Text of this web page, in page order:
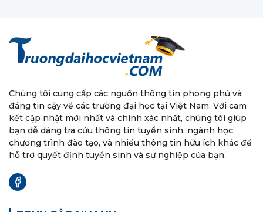
Chúng tôi cung cấp các nguồn thông tin phong phú và
đáng tin cậy về các trường đại học tại Việt Nam. Với cam
kết cập nhật mới nhất và chính xác nhất, chúng tôi giúp
bạn dễ dàng tra cứu thông tin tuyển sinh, ngành học,
chương trình đào tạo, và nhiều thông tin hữu ích khác để
hỗ trợ quyết định tuyển sinh và sự nghiệp của bạn.